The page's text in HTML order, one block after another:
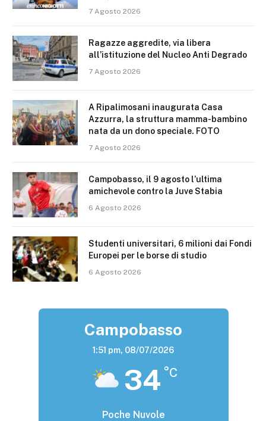
7 Agosto 2026
Ragazze aggredite, via libera
all’istituzione del Nucleo Anti Degrado
7 Agosto 2026
A Ripalimosani inaugurata Casa
Azzurra, la struttura mamma-bambino
nata da un dono speciale. FOTO
7 Agosto 2026
Campobasso, il 9 agosto l’ultima
amichevole contro la Juve Stabia
6 Agosto 2026
Studenti universitari, 6 milioni dai Fondi
Europei per le borse di studio
6 Agosto 2026
Campobasso
1:51 pm, 08/07/2026
34 °C
Poche Nuvole